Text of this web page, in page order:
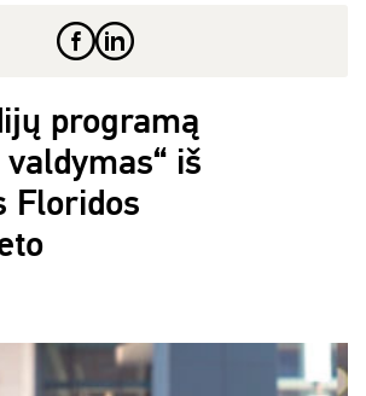
programą
valdymas“ iš
Floridos